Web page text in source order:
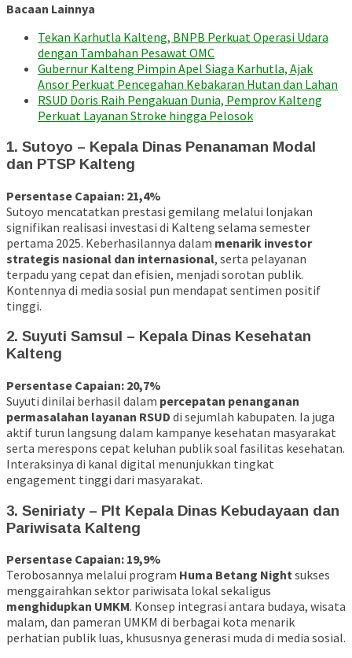
Bacaan Lainnya
Tekan Karhutla Kalteng, BNPB Perkuat Operasi Udara
dengan Tambahan Pesawat OMC
Gubernur Kalteng Pimpin Apel Siaga Karhutla, Ajak
Ansor Perkuat Pencegahan Kebakaran Hutan dan Lahan
RSUD Doris Raih Pengakuan Dunia, Pemprov Kalteng
Perkuat Layanan Stroke hingga Pelosok
1. Sutoyo – Kepala Dinas Penanaman Modal
dan PTSP Kalteng
Persentase Capaian: 21,4%
Sutoyo mencatatkan prestasi gemilang melalui lonjakan
signifikan realisasi investasi di Kalteng selama semester
pertama 2025. Keberhasilannya dalam menarik investor
strategis nasional dan internasional, serta pelayanan
terpadu yang cepat dan efisien, menjadi sorotan publik.
Kontennya di media sosial pun mendapat sentimen positif
tinggi.
2. Suyuti Samsul – Kepala Dinas Kesehatan
Kalteng
Persentase Capaian: 20,7%
Suyuti dinilai berhasil dalam percepatan penanganan
permasalahan layanan RSUD di sejumlah kabupaten. Ia juga
aktif turun langsung dalam kampanye kesehatan masyarakat
serta merespons cepat keluhan publik soal fasilitas kesehatan.
Interaksinya di kanal digital menunjukkan tingkat
engagement tinggi dari masyarakat.
3. Seniriaty – Plt Kepala Dinas Kebudayaan dan
Pariwisata Kalteng
Persentase Capaian: 19,9%
Terobosannya melalui program Huma Betang Nightsukses
menggairahkan sektor pariwisata lokal sekaligus
menghidupkan UMKM. Konsep integrasi antara budaya, wisata
malam, dan pameran UMKM di berbagai kota menarik
perhatian publik luas, khususnya generasi muda di media sosial.